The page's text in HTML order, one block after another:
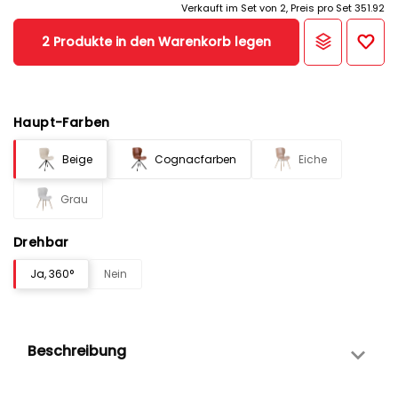
Verkauft im Set von 2, Preis pro Set 351.92
2 Produkte in den Warenkorb legen
Haupt-Farben
Beige Cognacfarben Eiche
Grau
Drehbar
Ja, 360° Nein
Beschreibung